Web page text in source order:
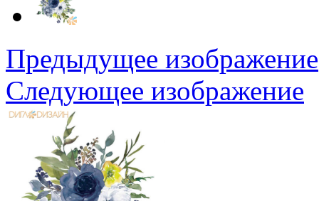
Предыдущее изображение
Следующее изображение